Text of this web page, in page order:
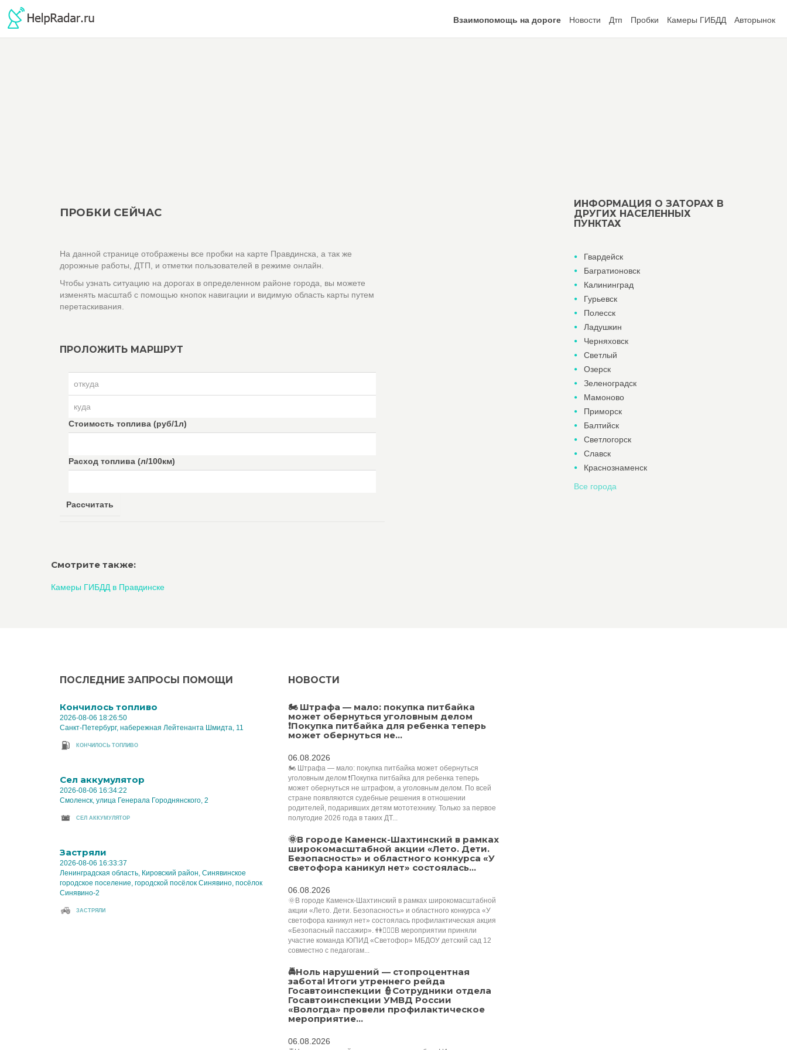
Взаимопомощь на дороге Новости Дтп Пробки Камеры ГИБДД Авторынок
ПРОБКИ СЕЙЧАС
На данной странице отображены все пробки на карте Правдинска, а так же
дорожные работы, ДТП, и отметки пользователей в режиме онлайн.
Чтобы узнать ситуацию на дорогах в определенном районе города, вы можете
изменять масштаб с помощью кнопок навигации и видимую область карты путем
перетаскивания.
ПРОЛОЖИТЬ МАРШРУТ
Стоимость топлива (руб/1л)
Расход топлива (л/100км)
Рассчитать
Смотрите также:
Камеры ГИБДД в Правдинске
ИНФОРМАЦИЯ О ЗАТОРАХ В
ДРУГИХ НАСЕЛЕННЫХ
ПУНКТАХ
Гвардейск
Багратионовск
Калининград
Гурьевск
Полесск
Ладушкин
Черняховск
Светлый
Озерск
Зеленоградск
Мамоново
Приморск
Балтийск
Светлогорск
Славск
Краснознаменск
Все города
ПОСЛЕДНИЕ ЗАПРОСЫ ПОМОЩИ
Кончилось топливо
2026-08-06 18:26:50
Санкт-Петербург, набережная Лейтенанта Шмидта, 11
КОНЧИЛОСЬ ТОПЛИВО
Cел аккумулятор
2026-08-06 16:34:22
Смоленск, улица Генерала Городнянского, 2
CЕЛ АККУМУЛЯТОР
Застряли
2026-08-06 16:33:37
Ленинградская область, Кировский район, Синявинское
городское поселение, городской посёлок Синявино, посёлок
Синявино-2
ЗАСТРЯЛИ
НОВОСТИ
🏍️ Штрафа — мало: покупка питбайка
может обернуться уголовным делом
❗Покупка питбайка для ребенка теперь
может обернуться не...
06.08.2026
🏍️ Штрафа — мало: покупка питбайка может обернуться
уголовным делом ❗Покупка питбайка для ребенка теперь
может обернуться не штрафом, а уголовным делом. По всей
стране появляются судебные решения в отношении
родителей, подаривших детям мототехнику. Только за первое
полугодие 2026 года в таких ДТ...
🌞В городе Каменск-Шахтинский в рамках
широкомасштабной акции «Лето. Дети.
Безопасность» и областного конкурса «У
светофора каникул нет» состоялась...
06.08.2026
🌞В городе Каменск-Шахтинский в рамках широкомасштабной
акции «Лето. Дети. Безопасность» и областного конкурса «У
светофора каникул нет» состоялась профилактическая акция
«Безопасный пассажир». 👫👮🏻‍♀️В мероприятии приняли
участие команда ЮПИД «Светофор» МБДОУ детский сад 12
совместно с педагогам...
🚔Ноль нарушений — стопроцентная
забота! Итоги утреннего рейда
Госавтоинспекции 👮Сотрудники отдела
Госавтоинспекции УМВД России
«Вологда» провели профилактическое
мероприятие...
06.08.2026